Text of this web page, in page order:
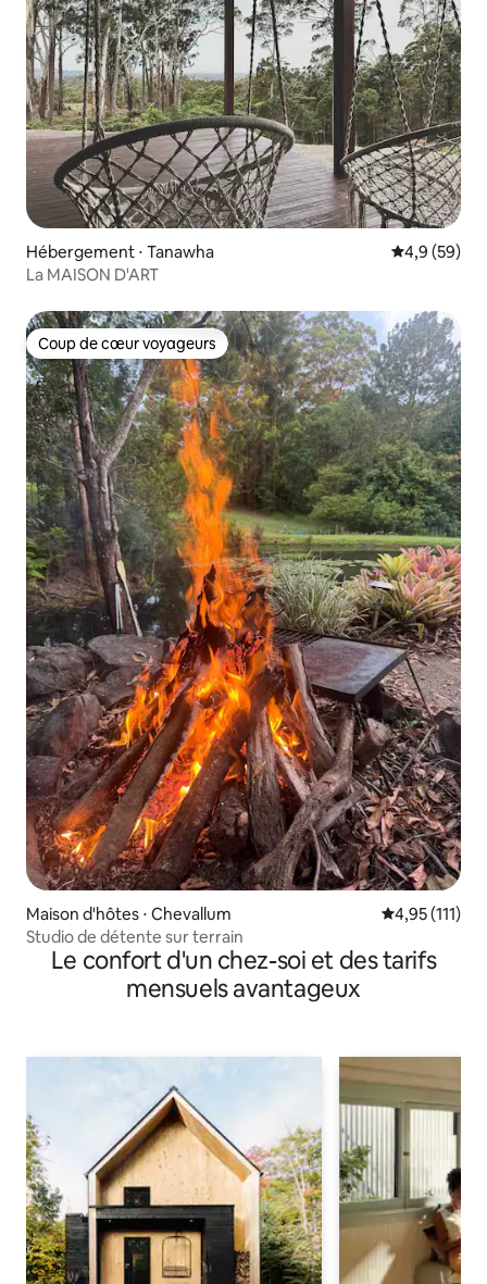
Hébergement ⋅ Tanawha Évaluation
4,9 (59)
La MAISON D'ART
Coup de cœur voyageurs
Coup de cœur voyageurs
Maison d'hôtes ⋅ Chevallum Évaluation
4,95 (111)
Studio de détente sur terrain
Le confort d'un chez-soi et des tarifs
mensuels avantageux